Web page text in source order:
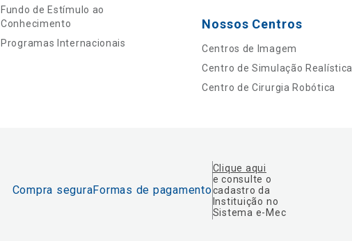
Fundo de Estímulo ao
Conhecimento
Programas Internacionais
Nossos Centros
Centros de Imagem
Centro de Simulação Realística
Centro de Cirurgia Robótica
Compra seguraFormas de pagamento
Clique aqui
e consulte o
cadastro da
Instituição no
Sistema e-Mec